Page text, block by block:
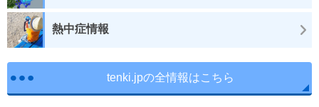
熱中症情報
tenki.jpの全情報はこちら